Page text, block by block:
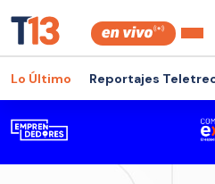
Lo Último Reportajes